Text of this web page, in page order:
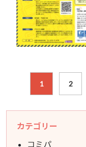
1 2
カテゴリー
コミパ